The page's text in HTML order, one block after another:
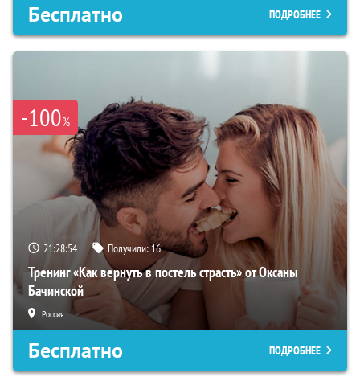
Бесплатно ПОДРОБНЕЕ
-100%
21:28:53 Получили:16
Тренинг «Как вернуть в постель страсть» от Оксаны
Бачинской
Россия
Бесплатно ПОДРОБНЕЕ